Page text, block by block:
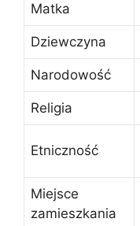
Matka
Dziewczyna
Narodowość
Religia
Etniczność
Miejsce
zamieszkania